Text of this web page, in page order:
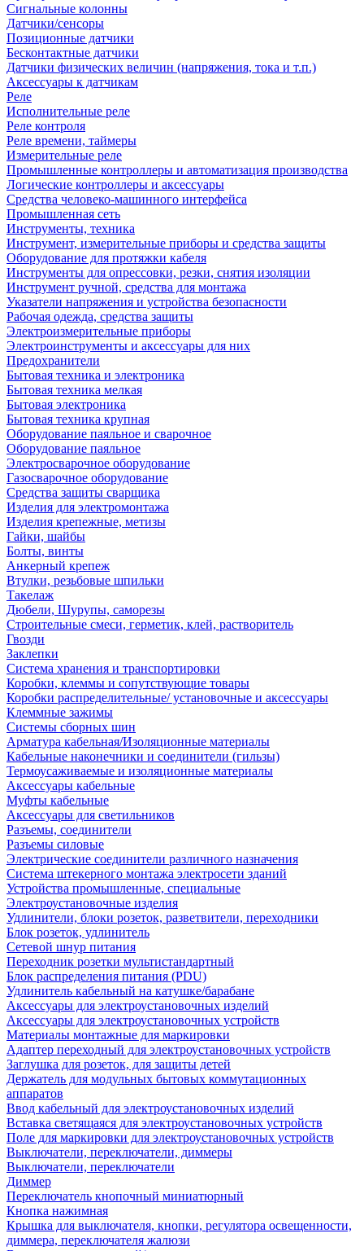
Сигнальные колонны
Датчики/сенсоры
Позиционные датчики
Бесконтактные датчики
Датчики физических величин (напряжения, тока и т.п.)
Аксессуары к датчикам
Реле
Исполнительные реле
Реле контроля
Реле времени, таймеры
Измерительные реле
Промышленные контроллеры и автоматизация производства
Логические контроллеры и аксессуары
Средства человеко-машинного интерфейса
Промышленная сеть
Инструменты, техника
Инструмент, измерительные приборы и средства защиты
Оборудование для протяжки кабеля
Инструменты для опрессовки, резки, снятия изоляции
Инструмент ручной, средства для монтажа
Указатели напряжения и устройства безопасности
Рабочая одежда, средства защиты
Электроизмерительные приборы
Электроинструменты и аксессуары для них
Предохранители
Бытовая техника и электроника
Бытовая техника мелкая
Бытовая электроника
Бытовая техника крупная
Оборудование паяльное и сварочное
Оборудование паяльное
Электросварочное оборудование
Газосварочное оборудование
Средства защиты сварщика
Изделия для электромонтажа
Изделия крепежные, метизы
Гайки, шайбы
Болты, винты
Анкерный крепеж
Втулки, резьбовые шпильки
Такелаж
Дюбели, Шурупы, саморезы
Строительные смеси, герметик, клей, растворитель
Гвозди
Заклепки
Система хранения и транспортировки
Коробки, клеммы и сопутствующие товары
Коробки распределительные/ установочные и аксессуары
Клеммные зажимы
Системы сборных шин
Арматура кабельная/Изоляционные материалы
Кабельные наконечники и соединители (гильзы)
Термоусаживаемые и изоляционные материалы
Аксессуары кабельные
Муфты кабельные
Аксессуары для светильников
Разъемы, соединители
Разъемы силовые
Электрические соединители различного назначения
Система штекерного монтажа электросети зданий
Устройства промышленные, специальные
Электроустановочные изделия
Удлинители, блоки розеток, разветвители, переходники
Блок розеток, удлинитель
Сетевой шнур питания
Переходник розетки мультистандартный
Блок распределения питания (PDU)
Удлинитель кабельный на катушке/барабане
Аксессуары для электроустановочных изделий
Аксессуары для электроустановочных устройств
Материалы монтажные для маркировки
Адаптер переходный для электроустановочных устройств
Заглушка для розеток, для защиты детей
Держатель для модульных бытовых коммутационных
аппаратов
Ввод кабельный для электроустановочных изделий
Вставка светящаяся для электроустановочных устройств
Поле для маркировки для электроустановочных устройств
Выключатели, переключатели, диммеры
Выключатели, переключатели
Диммер
Переключатель кнопочный миниатюрный
Кнопка нажимная
Крышка для выключателя, кнопки, регулятора освещенности,
диммера, переключателя жалюзи